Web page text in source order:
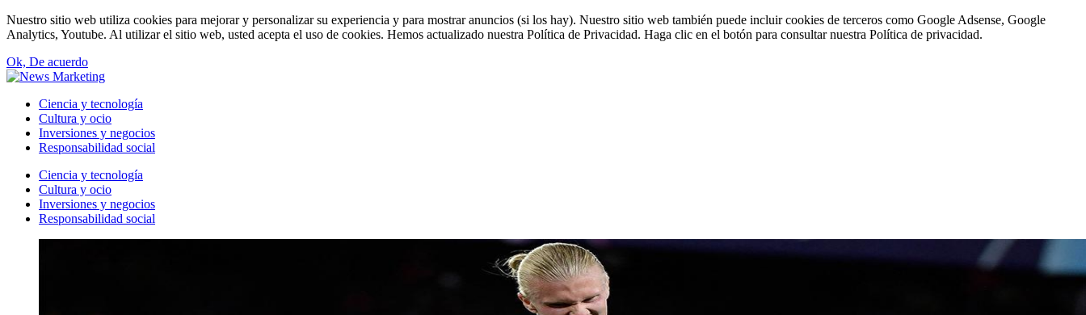
Nuestro sitio web utiliza cookies para mejorar y personalizar su experiencia y para mostrar anuncios (si los hay). Nuestro sitio web también puede incluir cookies de terceros como Google Adsense, Google
Analytics, Youtube. Al utilizar el sitio web, usted acepta el uso de cookies. Hemos actualizado nuestra Política de Privacidad. Haga clic en el botón para consultar nuestra Política de privacidad.
Ok, De acuerdo
Ciencia y tecnología
Cultura y ocio
Inversiones y negocios
Responsabilidad social
Ciencia y tecnología
Cultura y ocio
Inversiones y negocios
Responsabilidad social